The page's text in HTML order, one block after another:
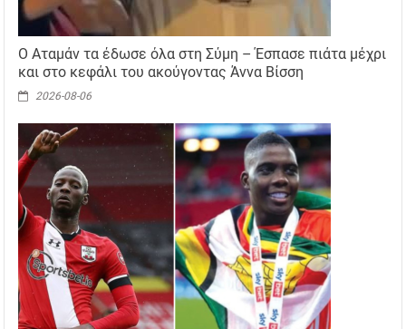
Ο Αταμάν τα έδωσε όλα στη Σύμη – Έσπασε πιάτα μέχρι
και στο κεφάλι του ακούγοντας Άννα Βίσση
2026-08-06